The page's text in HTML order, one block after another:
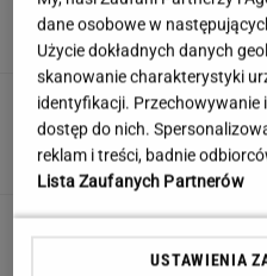
oznaczać, że
MATERIAŁ
śmierci:
SUBSKRYPCJA
odcinkowe
dane osobowe w
Użycie dokładnych danych
skanowanie charakterystyki
identyfikacji.
dostęp do nich.
reklam i treści, badnie
Lista Zaufanych Partnerów
USTAWIENIA